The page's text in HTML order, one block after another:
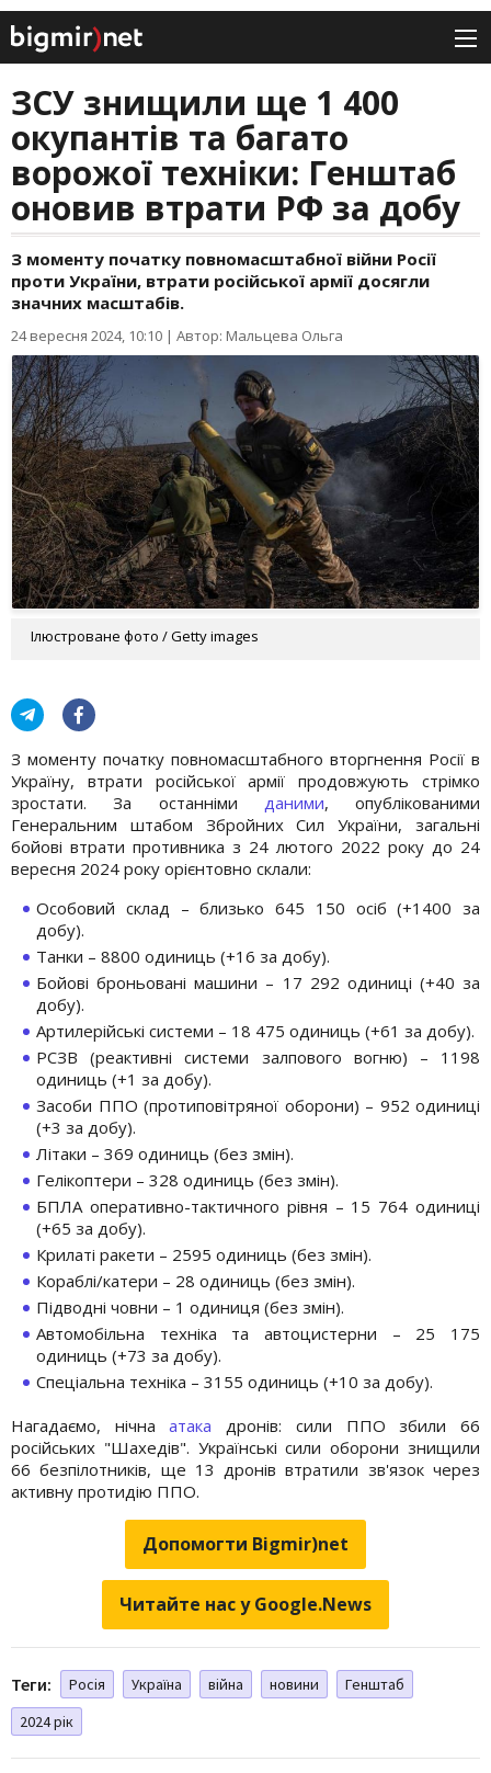
ЗСУ знищили ще 1 400
окупантів та багато
ворожої техніки: Генштаб
оновив втрати РФ за добу
З моменту початку повномасштабної війни Росії
проти України, втрати російської армії досягли
значних масштабів.
24 вересня 2024, 10:10 | Автор: Мальцева Ольга
Ілюстроване фото / Getty images
З моменту початку повномасштабного вторгнення Росії в
Україну, втрати російської армії продовжують стрімко
зростати. За останніми даними, опублікованими
Генеральним штабом Збройних Сил України, загальні
бойові втрати противника з 24 лютого 2022 року до 24
вересня 2024 року орієнтовно склали:
Особовий склад – близько 645 150 осіб (+1400 за
добу).
Танки – 8800 одиниць (+16 за добу).
Бойові броньовані машини – 17 292 одиниці (+40 за
добу).
Артилерійські системи – 18 475 одиниць (+61 за добу).
РСЗВ (реактивні системи залпового вогню) – 1198
одиниць (+1 за добу).
Засоби ППО (протиповітряної оборони) – 952 одиниці
(+3 за добу).
Літаки – 369 одиниць (без змін).
Гелікоптери – 328 одиниць (без змін).
БПЛА оперативно-тактичного рівня – 15 764 одиниці
(+65 за добу).
Крилаті ракети – 2595 одиниць (без змін).
Кораблі/катери – 28 одиниць (без змін).
Підводні човни – 1 одиниця (без змін).
Автомобільна техніка та автоцистерни – 25 175
одиниць (+73 за добу).
Спеціальна техніка – 3155 одиниць (+10 за добу).
Нагадаємо, нічнаатака дронів: сили ППО збили 66
російських "Шахедів". Українські сили оборони знищили
66 безпілотників, ще 13 дронів втратили зв'язок через
активну протидію ППО.
Допомогти Bigmir)net
Читайте нас у Google.News
Теги: Росія Україна війна новини
Генштаб
2024 рік